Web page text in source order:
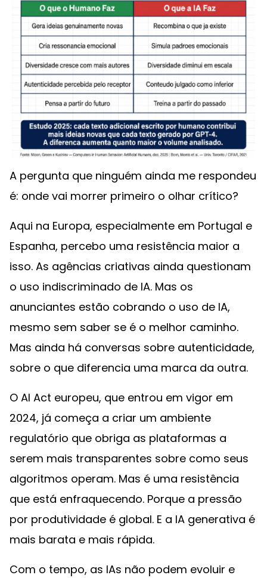
A pergunta que ninguém ainda me respondeu
é: onde vai morrer primeiro o olhar crítico?
Aqui na Europa, especialmente em Portugal e
Espanha, percebo uma resistência maior a
isso. As agências criativas ainda questionam
o uso indiscriminado de IA. Mas os
anunciantes estão cobrando o uso de IA,
mesmo sem saber se é o melhor caminho.
Mas ainda há conversas sobre autenticidade,
sobre o que diferencia uma marca da outra.
O AI Act europeu, que entrou em vigor em
2024, já começa a criar um ambiente
regulatório que obriga as plataformas a
serem mais transparentes sobre como seus
algoritmos operam. Mas é uma resistência
que está enfraquecendo. Porque a pressão
por produtividade é global. E a IA generativa é
mais barata e mais rápida.
Com o tempo, as IAs não podem evoluir e